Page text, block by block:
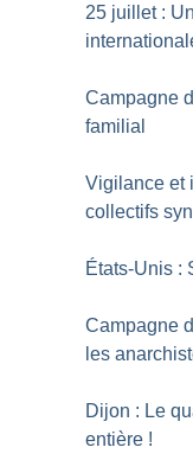
25 juillet :
Campagne
familial
Vigilance et
collectifs
États-Unis :
Campagne
les
Dijon : Le
entière !